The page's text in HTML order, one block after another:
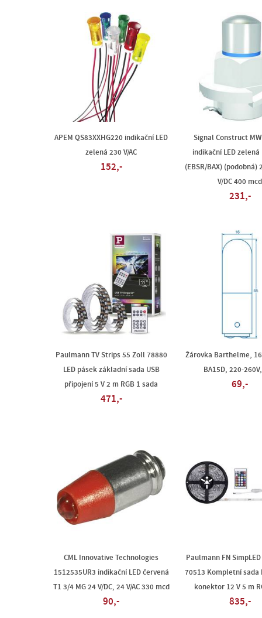
APEM QS83XXHG220 indikační LED
zelená 230 V/AC
152,-
Signal Construct
indikační LED zelená
(EBSR/BAX) (podobná)
V/DC 400 mcd
231,-
Paulmann TV Strips 55 Zoll 78880
LED pásek základní sada USB
připojení 5 V 2 m RGB 1 sada
471,-
Žárovka Barthelme,
BA15D, 220-
69,-
CML Innovative Technologies
1512535UR3 indikační LED červená
T1 3/4 MG 24 V/DC, 24 V/AC 330 mcd
90,-
Paulmann FN
70513 Kompletní sada
konektor 12 V 5 m
835,-